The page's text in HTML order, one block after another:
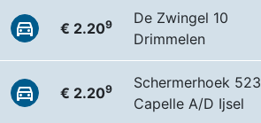
€ 2.209
De Zwingel 10
Drimmelen
€ 2.209
Schermerhoek 523
Capelle A/D Ijsel